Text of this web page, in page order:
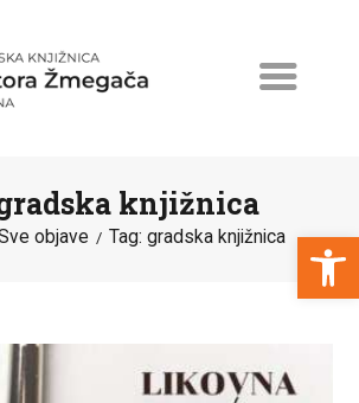
Open toolbar
knjižnica
objave Tag: gradska knjižnica